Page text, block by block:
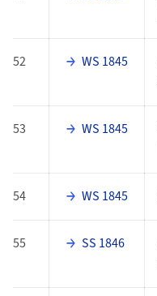
52 WS 1845
53 WS 1845
54 WS 1845
55 SS 1846